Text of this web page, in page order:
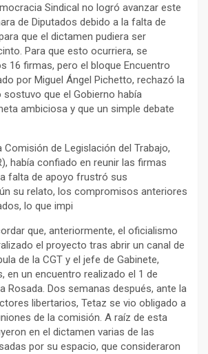
Sindical no logró avanzar este
de Diputados debido a la falta de
que el dictamen pudiera ser
Para que esto ocurriera, se
16 firmas, pero el bloque Encuentro
por Miguel Ángel Pichetto, rechazó la
sostuvo que el Gobierno había
ambiciosa y que un simple debate
Comisión de Legislación del Trabajo,
había confiado en reunir las firmas
falta de apoyo frustró sus
su relato, los compromisos anteriores
lo que impi
que, anteriormente, el oficialismo
el proyecto tras abrir un canal de
de la CGT y el jefe de Gabinete,
en un encuentro realizado el 1 de
Rosada. Dos semanas después, ante la
libertarios, Tetaz se vio obligado a
de la comisión. A raíz de esta
en el dictamen varias de las
por su espacio, que consideraron